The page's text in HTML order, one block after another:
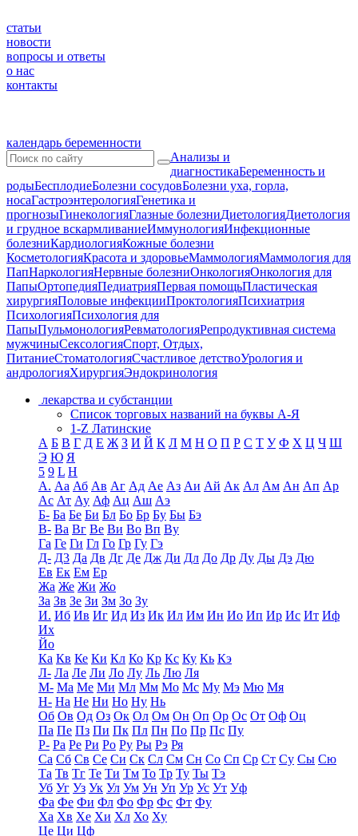
статьи
новости
вопросы и ответы
о нас
контакты
календарь беременности
Анализы и
диагностикаБеременность и
родыБесплодиеБолезни сосудовБолезни уха, горла,
носаГастроэнтерологияГенетика и
прогнозыГинекологияГлазные болезниДиетологияДиетология
и грудное вскармливаниеИммунологияИнфекционные
болезниКардиологияКожные болезни
КосметологияКрасота и здоровьеМаммологияМаммология для
ПапНаркологияНервные болезниОнкологияОнкология для
ПапыОртопедияПедиатрияПервая помощьПластическая
хирургияПоловые инфекцииПроктологияПсихиатрия
ПсихологияПсихология для
ПапыПульмонологияРевматологияРепродуктивная система
мужчиныСексологияСпорт, Отдых,
ПитаниеСтоматологияСчастливое детствоУрология и
андрологияХирургияЭндокринология
лекарства и субстанции
Список торговых названий на буквы А-Я
1-Z Латинские
А Б В Г Д Е Ж З И Й К Л М Н О П Р С Т У Ф Х Ц Ч Ш
Э Ю Я
5 9 L H
А. Аа Аб Ав Аг Ад Ае Аз Аи Ай Ак Ал Ам Ан Ап Ар
Ас Ат Ау Аф Ац Аш Аэ
Б- Ба Бе Би Бл Бо Бр Бу Бы Бэ
В- Ва Вг Ве Ви Во Вп Ву
Га Ге Ги Гл Го Гр Гу Гэ
Д- Д3 Да Дв Дг Де Дж Ди Дл До Др Ду Ды Дэ Дю
Ев Ек Ем Ер
Жа Же Жи Жо
За Зв Зе Зи Зм Зо Зу
И. Иб Ив Иг Ид Из Ик Ил Им Ин Ио Ип Ир Ис Ит Иф
Их
Йо
Ка Кв Ке Ки Кл Ко Кр Кс Ку Кь Кэ
Л- Ла Ле Ли Ло Лу Ль Лю Ля
М- Ма Ме Ми Мл Мм Мо Мс Му Мэ Мю Мя
Н- На Не Ни Но Ну Нь
Об Ов Од Оз Ок Ол Ом Он Оп Ор Ос От Оф Оц
Па Пе Пз Пи Пк Пл Пн По Пр Пс Пу
Р- Ра Ре Ри Ро Ру Ры Рэ Ря
Са Сб Св Се Си Ск Сл См Сн Со Сп Ср Ст Су Сы Сю
Та Тв Тг Те Ти Тм То Тр Ту Ты Тэ
Уб Уг Уз Ук Ул Ум Ун Уп Ур Ус Ут Уф
Фа Фе Фи Фл Фо Фр Фс Фт Фу
Ха Хв Хе Хи Хл Хо Ху
Це Ци Цф